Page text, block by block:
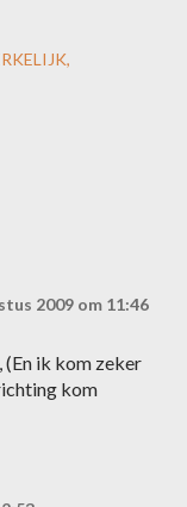
2009 om 11:46
(En ik kom zeker
kom